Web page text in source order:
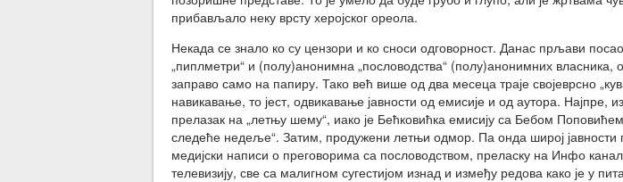
прибављало неку врсту херојског ореола.
Некада се знало ко су цензори и ко сноси одговорност. Данас прљави
„пиплметри“ и (полу)анонимна „пословодства“ (полу)анонимних власника,
заправо само на папиру. Тако већ више од два месеца траје својеврсно
навикавање, то јест, одвикавање јавности од емисије и од аутора. Најпре,
прелазак на „летњу шему“, иако је Бећковићка емисију са Бебом
следеће недеље“. Затим, продужени летњи одмор. Па онда широј јавности
медијски написи о преговорима са пословодством, преласку на Инфо
телевизију, све са малигном сугестијом изнад и између редова како је у